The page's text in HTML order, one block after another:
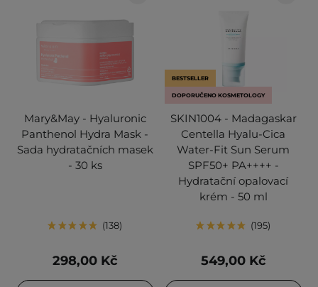
Mary&May - Hyaluronic
Panthenol Hydra Mask -
Sada hydratačních masek
- 30 ks
138
298,00 Kč
BESTSELLER
DOPORUČENO KOSMETOLOGY
SKIN1004 - Madagaskar
Centella Hyalu-Cica
Water-Fit Sun Serum
SPF50+ PA++++ -
Hydratační opalovací
krém - 50 ml
195
549,00 Kč